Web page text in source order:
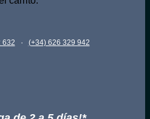
632 · (+34) 626 329 942